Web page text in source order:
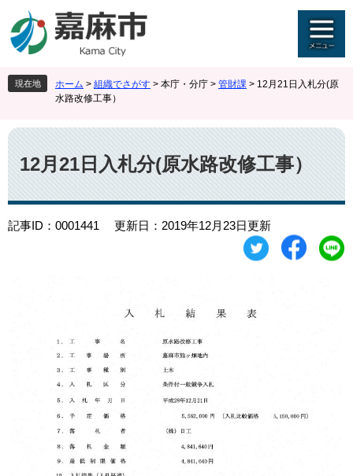
ジ
先
頭
。
ュ
を
飛
て
本
文
へ
現在地 ホーム > 組織でさがす > 本庁・分庁 > 管財課 > 12月21日入札分(原
水路改修工事）
本
文
12月21日入札分(原水路改修工事）
記事ID：0001441 更新日：2019年12月23日更新